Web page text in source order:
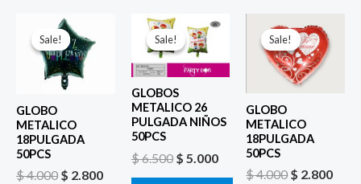
Sale!
Sale!
GLOBO
METALICO
18PULGADA
50PCS
$4.000
El
precio
original
era:
$ 4.000.
$ 2.800
$ 2.800.
Sale!
Sale!
GLOBOS
METALICO 26
PULGADA NIÑOS
50PCS
$6.500
El
precio
original
era:
$ 6.500.
$ 5.000
El
Sale!
Sale!
GLOBO
METALICO
18PULGADA
50PCS
$4.000
precio
original
era:
$ 4.000.
$ 2.800